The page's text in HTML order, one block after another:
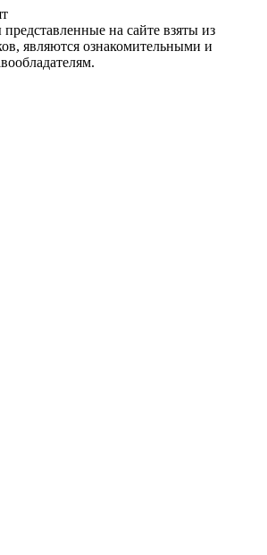
на сайте взяты из
являются ознакомительными и